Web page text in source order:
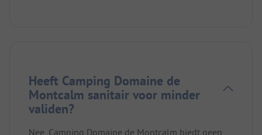
Heeft Camping Domaine de
Montcalm sanitair voor minder
validen?
Nee, Camping Domaine de Montcalm biedt geen